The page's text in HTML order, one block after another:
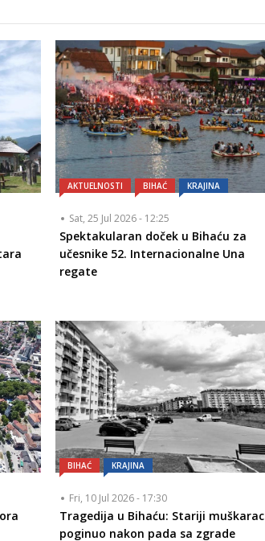
AKTUELNOSTI BIHAĆ KRAJINA
Sat, 25 Jul 2026 - 12:25
Spektakularan doček u Bihaću za
učesnike 52. Internacionalne Una
regate
BIHAĆ KRAJINA
Fri, 10 Jul 2026 - 17:30
Tragedija u Bihaću: Stariji muškarac
poginuo nakon pada sa zgrade